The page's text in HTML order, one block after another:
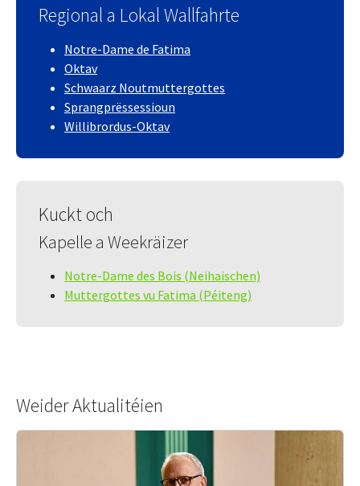
Regional a Lokal Wallfahrte
Notre-Dame de Fatima
Oktav
Schwaarz Noutmuttergottes
Sprangprëssessioun
Willibrordus-Oktav
Kuckt och
Kapelle a Weekräizer
Notre-Dame des Bois (Neihaischen)
Muttergottes vu Fatima (Péiteng)
Weider Aktualitéien